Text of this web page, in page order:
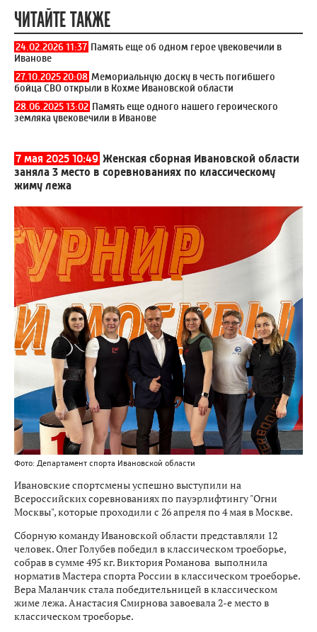
ЧИТАЙТЕ ТАКЖЕ
24.02.2026 11:37 Память еще об одном герое увековечили в
Иванове
27.10.2025 20:08 Мемориальную доску в честь погибшего
бойца СВО открыли в Кохме Ивановской области
28.06.2025 13:02 Память еще одного нашего героического
земляка увековечили в Иванове
7 мая 2025 10:49 Женская сборная Ивановской области
заняла 3 место в соревнованиях по классическому
жиму лежа
Фото: Департамент спорта Ивановской области
Ивановские спортсмены успешно выступили на
Всероссийских соревнованиях по пауэрлифтингу "Огни
Москвы", которые проходили с 26 апреля по 4 мая в Москве.
Сборную команду Ивановской области представляли 12
человек. Олег Голубев победил в классическом троеборье,
собрав в сумме 495 кг. Виктория Романова выполнила
норматив Мастера спорта России в классическом троеборье.
Вера Маланчик стала победительницей в классическом
жиме лежа. Анастасия Смирнова завоевала 2-е место в
классическом троеборье.